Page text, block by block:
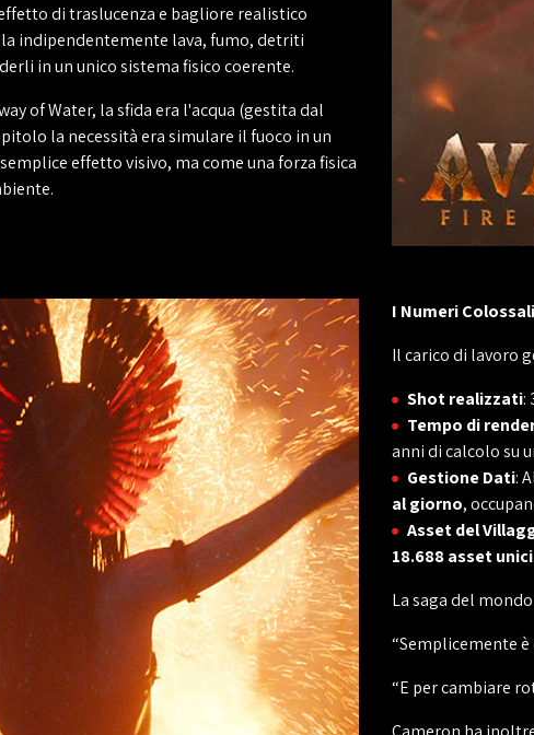
di traslucenza e bagliore realistico
indipendentemente lava, fumo, detriti
in un unico sistema fisico coerente.
of Water, la sfida era l'acqua (gestita dal
la necessità era simulare il fuoco in un
effetto visivo, ma come una forza fisica
I Numeri
Il carico di lavoro
Shot realizzati:
Tempo di
anni di calcolo su
Gestione Dati:
al giorno,
Asset del
18.688 asset unici
La saga del
“Semplicemente
“E per cambiare